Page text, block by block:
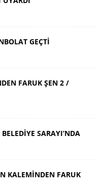
GEÇTİ
FARUK ŞEN 2 /
SARAYI’NDA
KALEMİNDEN FARUK